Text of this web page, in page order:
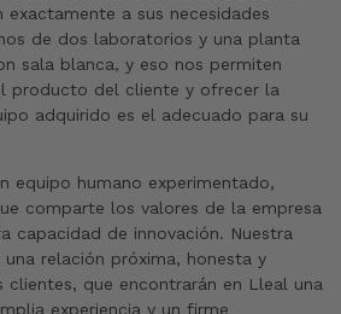
exactamente a sus necesidades
de dos laboratorios y una planta
sala blanca, y eso nos permiten
producto del cliente y ofrecer la
adquirido es el adecuado para su
equipo humano experimentado,
comparte los valores de la empresa
capacidad de innovación. Nuestra
relación próxima, honesta y
clientes, que encontrarán en Lleal una
experiencia y un firme